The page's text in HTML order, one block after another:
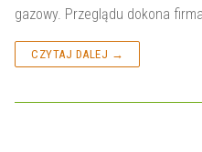
gazowy. Przeglądu dokona
CZYTAJ DALEJ →